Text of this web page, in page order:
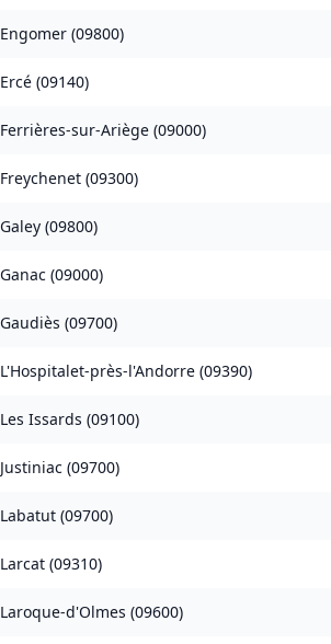
Engomer (09800)
Ercé (09140)
Ferrières-sur-Ariège (09000)
Freychenet (09300)
Galey (09800)
Ganac (09000)
Gaudiès (09700)
L'Hospitalet-près-l'Andorre (09390)
Les Issards (09100)
Justiniac (09700)
Labatut (09700)
Larcat (09310)
Laroque-d'Olmes (09600)